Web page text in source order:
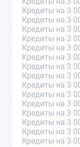
Кредиты на 3
Кредиты на 3
Кредиты на 3
Кредиты на 3
Кредиты на 3
Кредиты на 3
Кредиты на 3
Кредиты на 3
Кредиты на 3
Кредиты на 3
Кредиты на 3
Кредиты на 3
Кредиты на 3
Кредиты на 3
Кредиты на 3